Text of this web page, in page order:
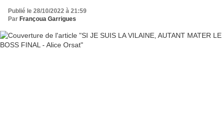
Publié le 28/10/2022 à 21:59
Par Françoua Garrigues